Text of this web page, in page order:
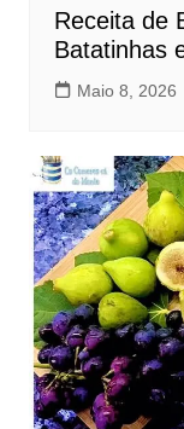
Receita de
Batatinhas
Maio 8, 2026